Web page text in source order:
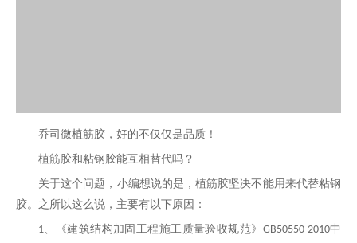
乔司微植筋胶，好的不仅仅是品质！
植筋胶和粘钢胶能互相替代吗？
关于这个问题，小编想说的是，植筋胶坚决不能用来代替粘钢
胶。之所以这么说，主要有以下原因：
1、《建筑结构加固工程施工质量验收规范》 GB50550-2010中